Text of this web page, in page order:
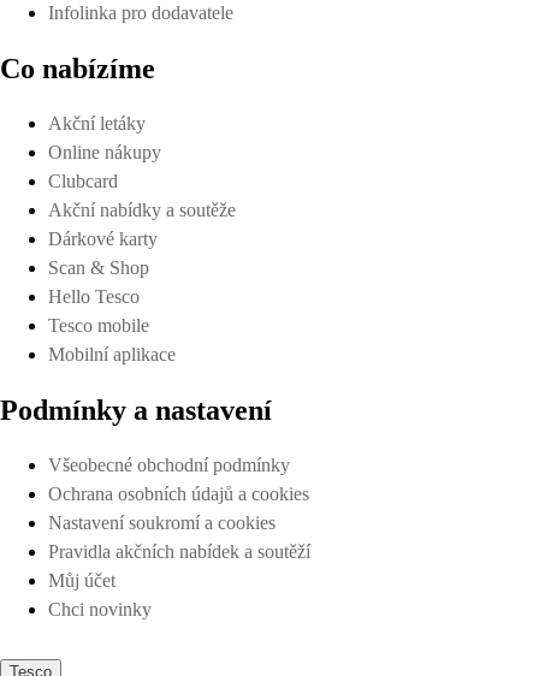
Infolinka pro dodavatele
Co nabízíme
Akční letáky
Online nákupy
Clubcard
Akční nabídky a soutěže
Dárkové karty
Scan & Shop
Hello Tesco
Tesco mobile
Mobilní aplikace
Podmínky a nastavení
Všeobecné obchodní podmínky
Ochrana osobních údajů a cookies
Nastavení soukromí a cookies
Pravidla akčních nabídek a soutěží
Můj účet
Chci novinky
Tesco